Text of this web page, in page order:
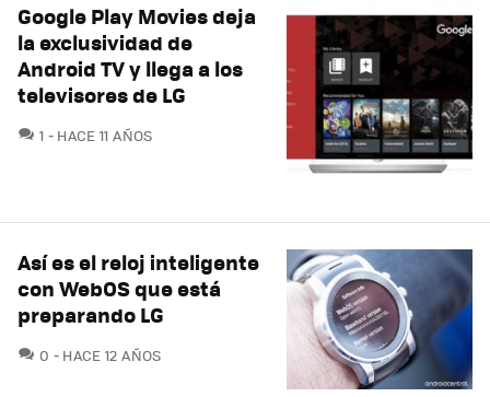
Google Play Movies deja
la exclusividad de
Android TV y llega a los
televisores de LG
1 COMENTARIOS
HACE 11 AÑOS
Así es el reloj inteligente
con WebOS que está
preparando LG
0 COMENTARIOS
HACE 12 AÑOS